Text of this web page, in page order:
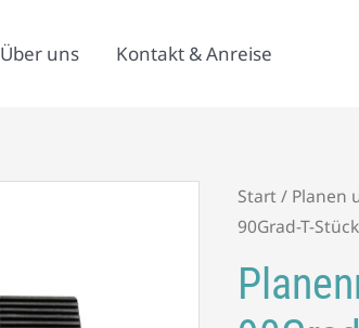
Über uns Kontakt & Anreise
Start/ Planen
90Grad-T-
90Grad-
Stück-
4-